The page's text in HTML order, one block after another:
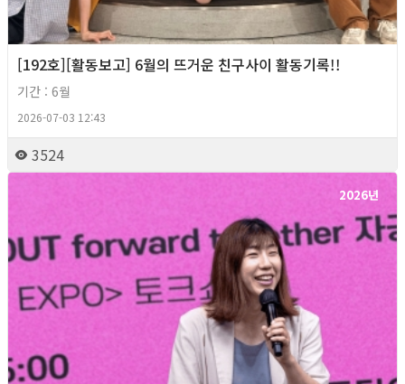
[192호][활동보고] 6월의 뜨거운 친구사이 활동기록!!
기간 : 6월
2026-07-03 12:43
3524
2026년